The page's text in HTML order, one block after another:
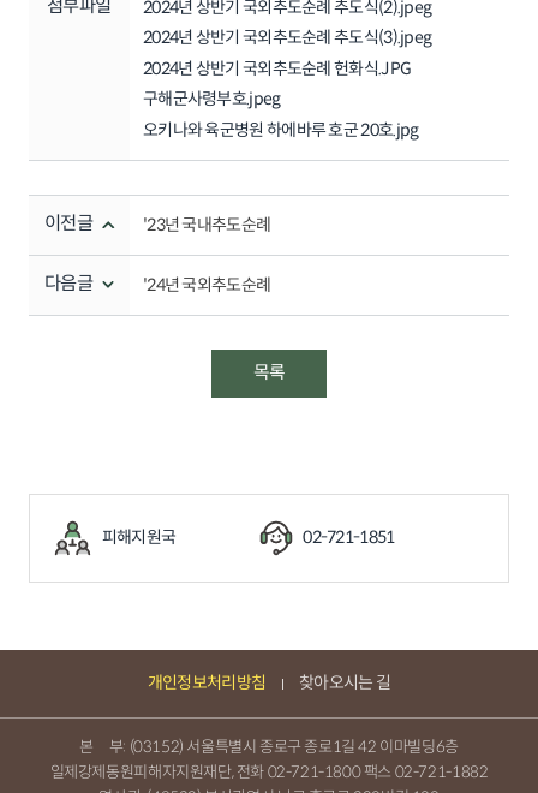
첨부파일
2024년 상반기 국외추도순례 추도식(2).jpeg
2024년 상반기 국외추도순례 추도식(3).jpeg
2024년 상반기 국외추도순례 헌화식.JPG
구해군사령부호.jpeg
오키나와 육군병원 하에바루 호군 20호.jpg
이전글 '23년 국내추도순례
다음글 '24년 국외추도순례
목록
피해지원국 02-721-1851
개인정보처리방침 찾아오시는 길
본 부: (03152) 서울특별시 종로구 종로1길 42 이마빌딩6층
일제강제동원피해자지원재단, 전화02-721-1800팩스 02-721-1882